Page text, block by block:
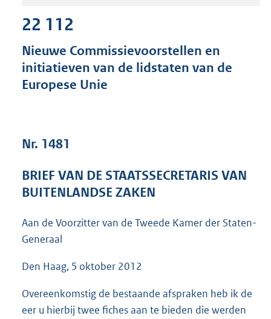
s
g
5
22 112
Nieuwe Commissievoorstellen en
initiatieven van de lidstaten van de
Europese Unie
Nr. 1481
BRIEF VAN DE STAATSSECRETARIS VAN
BUITENLANDSE ZAKEN
Aan de Voorzitter van de Tweede Kamer der Staten-
Generaal
Den Haag, 5 oktober 2012
Overeenkomstig de bestaande afspraken heb ik de
eer u hierbij twee fiches aan te bieden die werden